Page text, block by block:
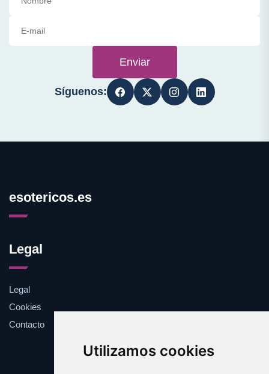
Utilizamos cookies
Enviar
Síguenos:
esotericos.es
Legal
Legal
Cookies
Contacto